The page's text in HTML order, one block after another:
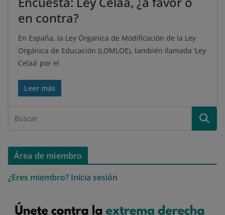
en contra?
En España, la Ley Órganica de Modificación de la Ley
Orgánica de Educación (LOMLOE), también llamada ‘Ley
Celaá’ por el
Leer más
Área de miembro
¿Eres miembro? Inicia sesión